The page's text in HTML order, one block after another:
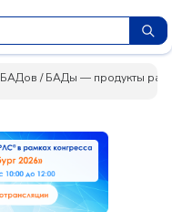
БАДов /БАДы — продукты